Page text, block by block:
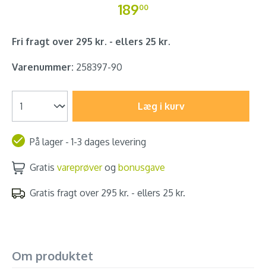
18900
Fri fragt over 295 kr. - ellers 25 kr.
Varenummer: 258397-90
Læg i kurv
På lager - 1-3 dages levering
Gratis vareprøverog bonusgave
Gratis fragt over 295 kr. - ellers 25 kr.
Om produktet